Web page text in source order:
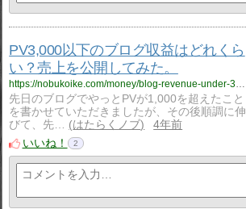
PV3,000以下のブログ収益はどれくら
い？売上を公開してみた。
https://nobukoike.com/money/blog-revenue-under-3000pv
先日のブログでやっとPVが1,000を超えたこと
を書かせていただきましたが、その後順調に伸
びて、先…
はたらくノブ
4年前
いいね！
2